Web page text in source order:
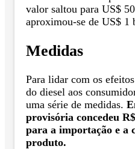
valor saltou para US$
aproximou-se de US$ 1
Medidas
Para lidar com os
do diesel aos
uma série de medidas.
provisória concedeu
para a importação e a
produto.